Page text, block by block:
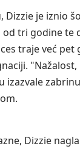
je iznio
tri godine te
traje već
izazvale
Dizzie